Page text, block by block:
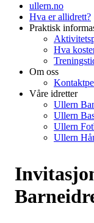
ullern.no
Hva er allidrett?
Praktisk
Hva
Om oss
Våre idretter
Ullern
Ullern
Ullern
Ullern